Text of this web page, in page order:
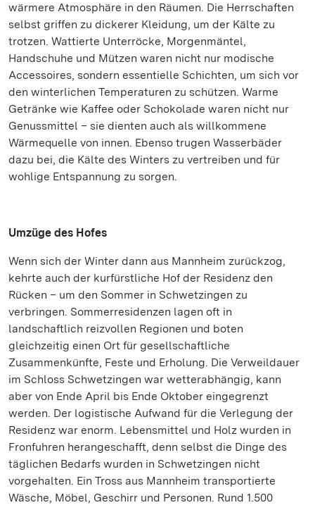
wärmere Atmosphäre in den Räumen. Die Herrschaften
selbst griffen zu dickerer Kleidung, um der Kälte zu
trotzen. Wattierte Unterröcke, Morgenmäntel,
Handschuhe und Mützen waren nicht nur modische
Accessoires, sondern essentielle Schichten, um sich vor
den winterlichen Temperaturen zu schützen. Warme
Getränke wie Kaffee oder Schokolade waren nicht nur
Genussmittel – sie dienten auch als willkommene
Wärmequelle von innen. Ebenso trugen Wasserbäder
dazu bei, die Kälte des Winters zu vertreiben und für
wohlige Entspannung zu sorgen.
Umzüge des Hofes
Wenn sich der Winter dann aus Mannheim zurückzog,
kehrte auch der kurfürstliche Hof der Residenz den
Rücken – um den Sommer in Schwetzingen zu
verbringen. Sommerresidenzen lagen oft in
landschaftlich reizvollen Regionen und boten
gleichzeitig einen Ort für gesellschaftliche
Zusammenkünfte, Feste und Erholung. Die Verweildauer
im Schloss Schwetzingen war wetterabhängig, kann
aber von Ende April bis Ende Oktober eingegrenzt
werden. Der logistische Aufwand für die Verlegung der
Residenz war enorm. Lebensmittel und Holz wurden in
Fronfuhren herangeschafft, denn selbst die Dinge des
täglichen Bedarfs wurden in Schwetzingen nicht
vorgehalten. Ein Tross aus Mannheim transportierte
Wäsche, Möbel, Geschirr und Personen. Rund 1.500